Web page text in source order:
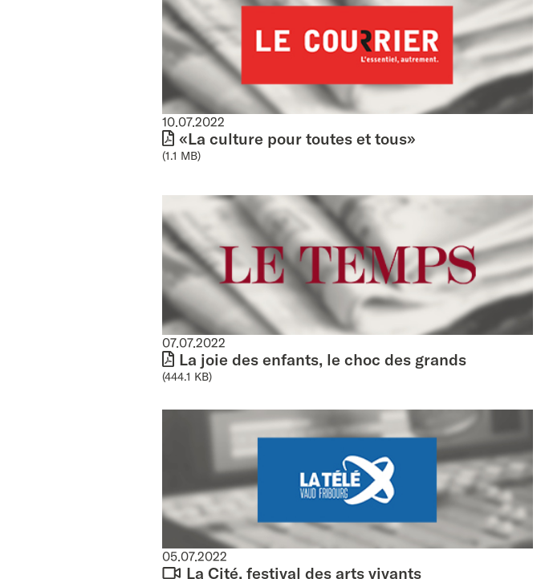
10.07.2022
«La culture pour toutes et tous»
(1.1 MB)
07.07.2022
La joie des enfants, le choc des grands
(444.1 KB)
05.07.2022
La Cité, festival des arts vivants